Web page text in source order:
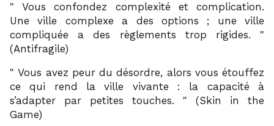
Vous confondez complexité et complication.
Une ville complexe a des options ; une ville
compliquée a des règlements trop rigides.
(Antifragile)
Vous avez peur du désordre, alors vous étouffez
ce qui rend la ville vivante : la capacité à
s’adapter par petites touches.
(Skin in the
Game)